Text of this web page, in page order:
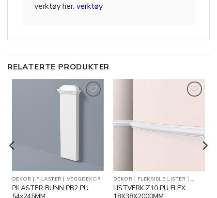
verktøy her: verktøy
RELATERTE PRODUKTER
DEKOR | PILASTER | VEGGDEKOR
PILASTER BUNN PB2 PU
ønskeliste
DEKOR | FLEKSIBLE LISTER | VEGG-
LISTVERK Z10 PU FLEX